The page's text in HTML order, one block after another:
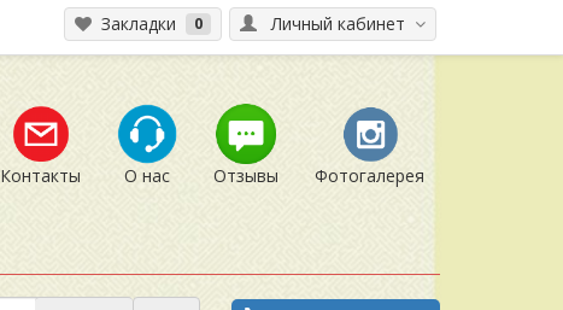
Личный кабинет
Закладки 0
Контакты О нас Отзывы Фотогалерея